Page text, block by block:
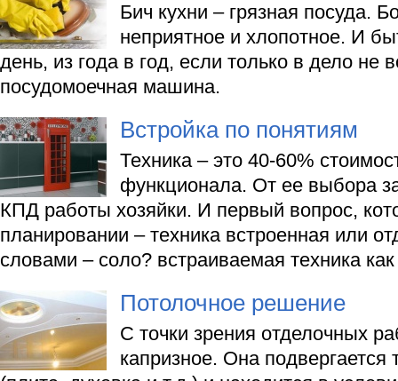
Бич кухни – грязная посуда.
неприятное и хлопотное. И
день, из года в год, если только в дело не
посудомоечная машина.
Встройка по понятиям
Техника – это 40-60%
функционала. От ее выбора
КПД работы хозяйки. И первый вопрос,
планировании – техника встроенная или
словами – соло? встраиваемая техника
Потолочное решение
С точки зрения отделочных
капризное. Она подвергается